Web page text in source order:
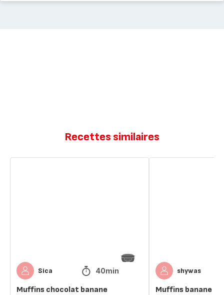
Recettes similaires
Sica 40min
Muffins chocolat banane
shywas
Muffins banane